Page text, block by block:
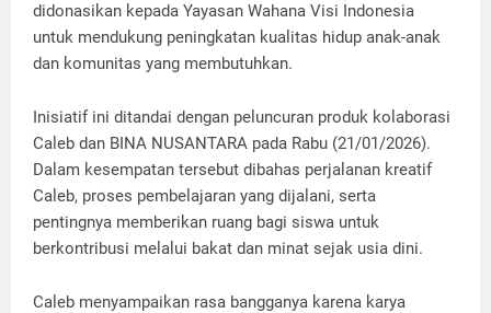
didonasikan kepada Yayasan Wahana Visi Indonesia
untuk mendukung peningkatan kualitas hidup anak-anak
dan komunitas yang membutuhkan.
Inisiatif ini ditandai dengan peluncuran produk kolaborasi
Caleb dan BINA NUSANTARA pada Rabu (21/01/2026).
Dalam kesempatan tersebut dibahas perjalanan kreatif
Caleb, proses pembelajaran yang dijalani, serta
pentingnya memberikan ruang bagi siswa untuk
berkontribusi melalui bakat dan minat sejak usia dini.
Caleb menyampaikan rasa bangganya karena karya